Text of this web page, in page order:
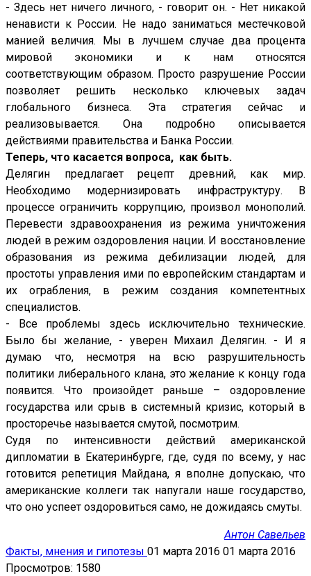
- Здесь нет ничего личного, - говорит он. - Нет никакой
ненависти к России. Не надо заниматься местечковой
манией величия. Мы в лучшем случае два процента
мировой экономики и к нам относятся
соответствующим образом. Просто разрушение России
позволяет решить несколько ключевых задач
глобального бизнеса. Эта стратегия сейчас и
реализовывается. Она подробно описывается
действиями правительства и Банка России.
Теперь, что касается вопроса, как быть.
Делягин предлагает рецепт древний, как мир.
Необходимо модернизировать инфраструктуру. В
процессе ограничить коррупцию, произвол монополий.
Перевести здравоохранения из режима уничтожения
людей в режим оздоровления нации. И восстановление
образования из режима дебилизации людей, для
простоты управления ими по европейским стандартам и
их ограбления, в режим создания компетентных
специалистов.
- Все проблемы здесь исключительно технические.
Было бы желание, - уверен Михаил Делягин. - И я
думаю что, несмотря на всю разрушительность
политики либерального клана, это желание к концу года
появится. Что произойдет раньше – оздоровление
государства или срыв в системный кризис, который в
просторечье называется смутой, посмотрим.
Судя по интенсивности действий американской
дипломатии в Екатеринбурге, где, судя по всему, у нас
готовится репетиция Майдана, я вполне допускаю, что
американские коллеги так напугали наше государство,
что оно успеет оздоровиться само, не дожидаясь смуты.
Антон Савельев
Факты, мнения и гипотезы 01 марта 2016 01 марта 2016
Просмотров: 1580